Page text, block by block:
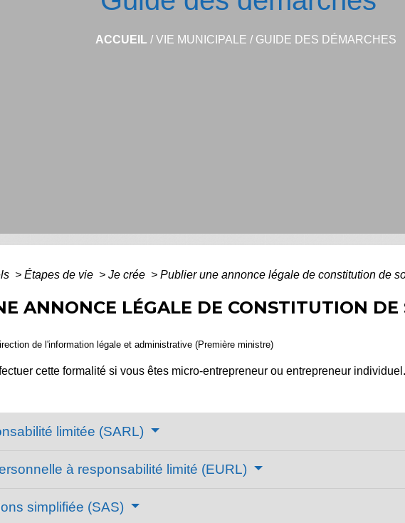
ACCUEIL /VIE MUNICIPALE / GUIDE DES DÉMARCHES
> Étapes de vie > Je crée > Publier une annonce légale de constitution de
ANNONCE LÉGALE DE CONSTITUTION DE
de l'information légale et administrative (Première ministre)
cette formalité si vous êtes micro-entrepreneur ou entrepreneur individuel.
limitée (SARL)
à responsabilité limité (EURL)
simplifiée (SAS)